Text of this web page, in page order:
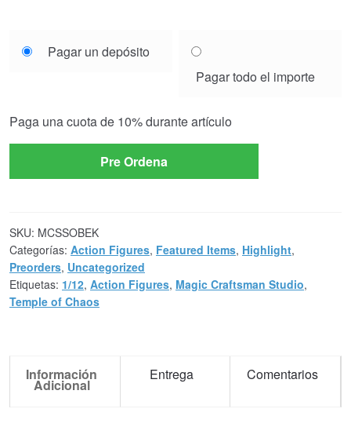
your
Pagar un depósito
Pagar todo el importe
Paga una cuota de 10%durante artículo
Pre Ordena
SKU: MCSSOBEK
Categorías: Action Figures, Featured Items, Highlight,
Preorders, Uncategorized
Etiquetas: 1/12, Action Figures, Magic Craftsman Studio,
Temple of Chaos
Información
Adicional
Entrega Comentarios